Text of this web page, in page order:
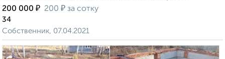
200 000 ₽ 200 ₽ за сотку
34
Собственник, 07.04.2021